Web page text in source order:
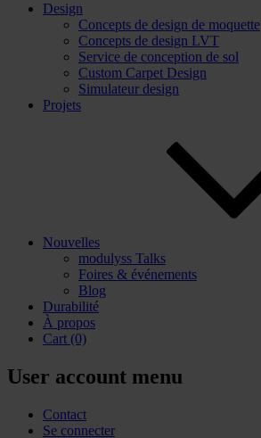
Design
Concepts de design de moquette
Concepts de design LVT
Service de conception de sol
Custom Carpet Design
Simulateur design
Projets
Nouvelles
modulyss Talks
Foires & événements
Blog
Durabilité
À propos
Cart (0)
User account menu
Contact
Se connecter